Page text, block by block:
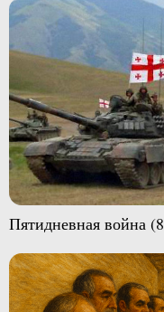
Пятидневная война